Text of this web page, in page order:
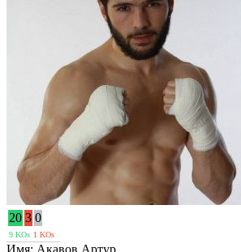
20 3 0
9 KOs 1 KOs